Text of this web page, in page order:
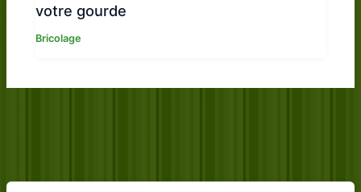
votre gourde
Bricolage